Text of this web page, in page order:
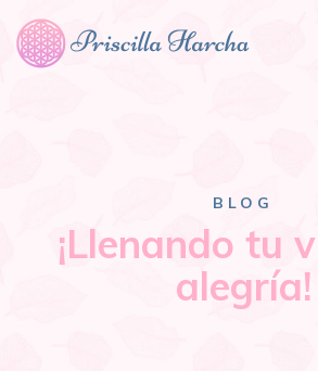
BLOG
¡Llenando tu
alegría!